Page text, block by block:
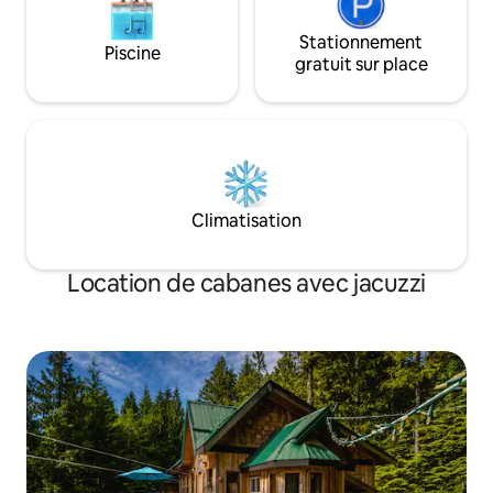
Piscine
Stationnement
gratuit sur place
Climatisation
Location de cabanes avec jacuzzi